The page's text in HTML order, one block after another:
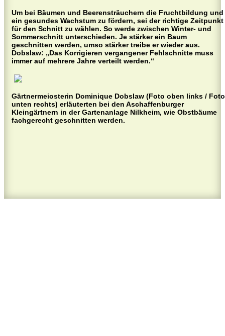
Um bei Bäumen und Beerensträuchern die Fruchtbildung und
ein gesundes Wachstum zu fördern, sei der richtige Zeitpunkt
für den Schnitt zu wählen. So werde zwischen Winter- und
Sommerschnitt unterschieden. Je stärker ein Baum
geschnitten werden, umso stärker treibe er wieder aus.
Dobslaw: „Das Korrigieren vergangener Fehlschnitte muss
immer auf mehrere Jahre verteilt werden.“
Gärtnermeiosterin Dominique Dobslaw (Foto oben links / Foto
unten rechts) erläuterten bei den Aschaffenburger
Kleingärtnern in der Gartenanlage Nilkheim, wie Obstbäume
fachgerecht geschnitten werden.